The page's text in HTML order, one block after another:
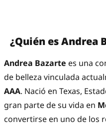
¿Quién es Andrea
Andrea Bazarte es una
de belleza vinculada
AAA. Nació en Texas,
gran parte de su vida en
convertirse en uno de los